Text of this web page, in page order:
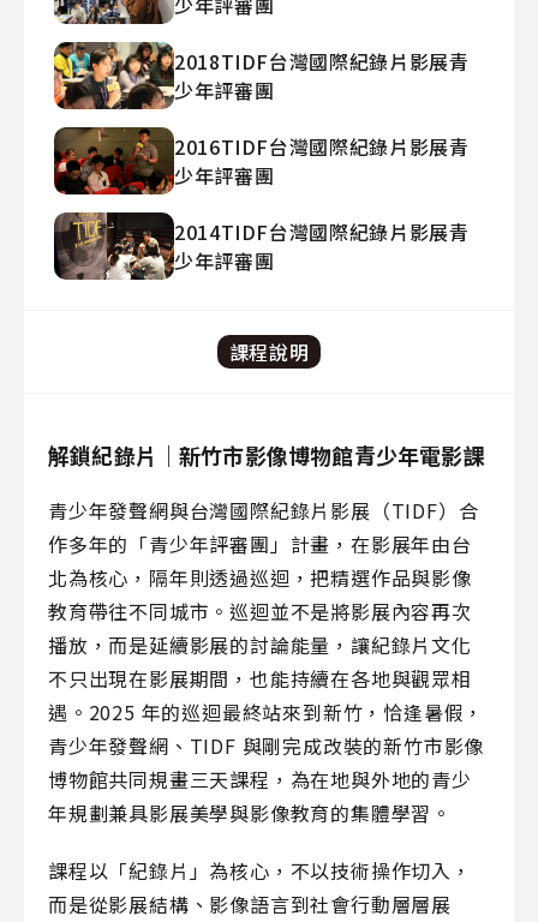
2018TIDF台灣國際紀錄片影展青
少年評審團
2016TIDF台灣國際紀錄片影展青
少年評審團
2014TIDF台灣國際紀錄片影展青
少年評審團
課程說明
解鎖紀錄片｜新竹市影像博物館青少年電影課
青少年發聲網與台灣國際紀錄片影展（TIDF）合
作多年的「青少年評審團」計畫，在影展年由台
北為核心，隔年則透過巡迴，把精選作品與影像
教育帶往不同城市。巡迴並不是將影展內容再次
播放，而是延續影展的討論能量，讓紀錄片文化
不只出現在影展期間，也能持續在各地與觀眾相
遇。2025 年的巡迴最終站來到新竹，恰逢暑假，
青少年發聲網、TIDF 與剛完成改裝的新竹市影像
博物館共同規畫三天課程，為在地與外地的青少
年規劃兼具影展美學與影像教育的集體學習。
課程以「紀錄片」為核心，不以技術操作切入，
而是從影展結構、影像語言到社會行動層層展